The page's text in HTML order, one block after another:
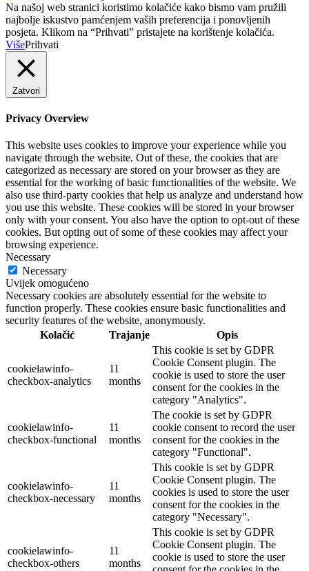
Na našoj web stranici koristimo kolačiće kako bismo vam pružili
najbolje iskustvo pamćenjem vaših preferencija i ponovljenih
posjeta. Klikom na “Prihvati” pristajete na korištenje kolačića.
VišePrihvati
Zatvori
Privacy Overview
This website uses cookies to improve your experience while you
navigate through the website. Out of these, the cookies that are
categorized as necessary are stored on your browser as they are
essential for the working of basic functionalities of the website. We
also use third-party cookies that help us analyze and understand how
you use this website. These cookies will be stored in your browser
only with your consent. You also have the option to opt-out of these
cookies. But opting out of some of these cookies may affect your
browsing experience.
Necessary
Necessary
Uvijek omogućeno
Necessary cookies are absolutely essential for the website to
function properly. These cookies ensure basic functionalities and
security features of the website, anonymously.
Kolačić
Trajanje Opis
cookielawinfo-
checkbox-analytics
11
months
This cookie is set by GDPR
Cookie Consent plugin. The
cookie is used to store the user
consent for the cookies in the
category "Analytics".
cookielawinfo-
checkbox-functional
11
months
The cookie is set by GDPR
cookie consent to record the user
consent for the cookies in the
category "Functional".
cookielawinfo-
checkbox-necessary
11
months
This cookie is set by GDPR
Cookie Consent plugin. The
cookies is used to store the user
consent for the cookies in the
category "Necessary".
cookielawinfo-
checkbox-others
11
months
This cookie is set by GDPR
Cookie Consent plugin. The
cookie is used to store the user